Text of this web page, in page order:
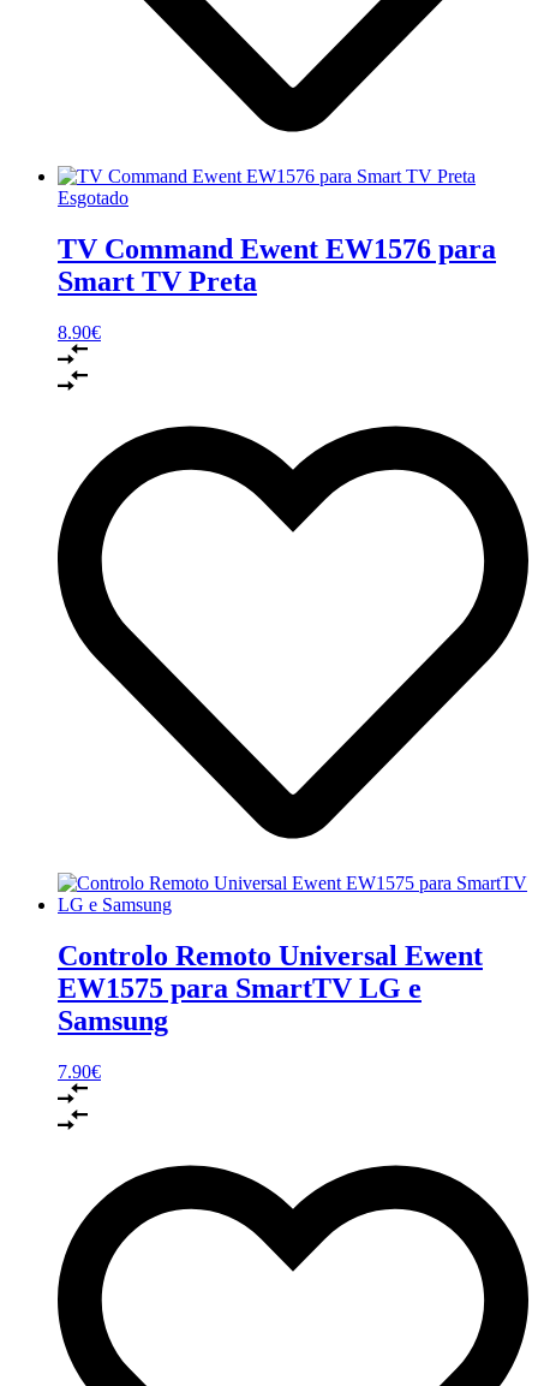
Esgotado
TV Command Ewent EW1576 para
Smart TV Preta
8.90€
Controlo Remoto Universal Ewent
EW1575 para SmartTV LG e
Samsung
7.90€